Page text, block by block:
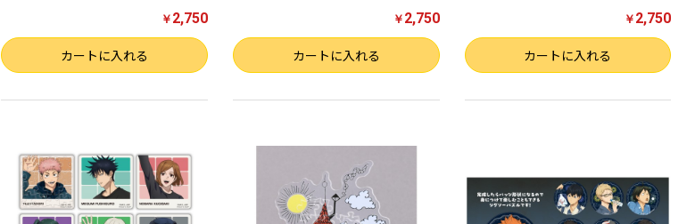
￥ 2,750
数量 カートに入れる
￥ 2,750
数量 カートに入れる
￥ 2,750
数量 カートに入れる